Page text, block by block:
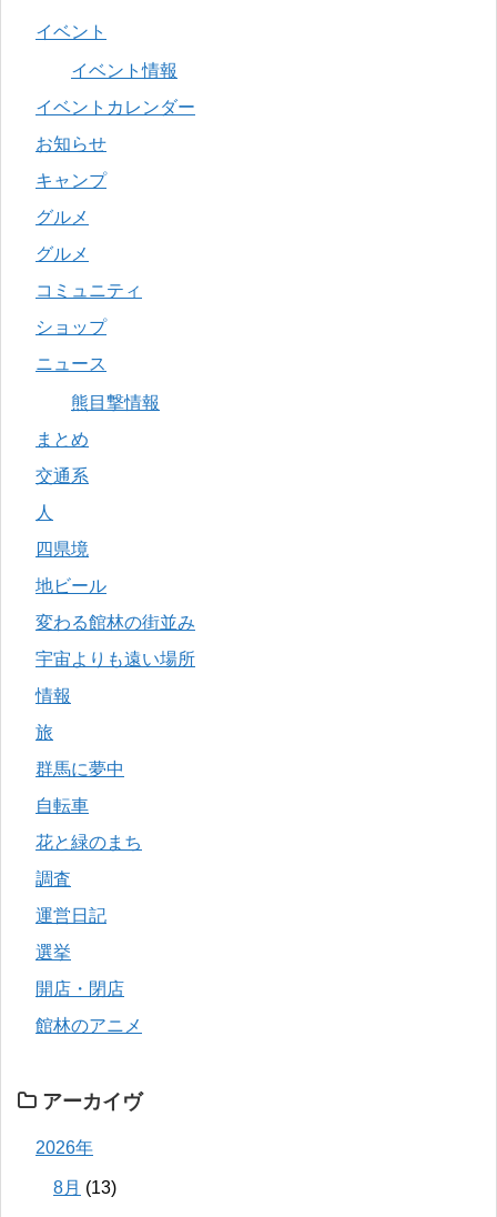
イベント
イベント情報
イベントカレンダー
お知らせ
キャンプ
グルメ
グルメ
コミュニティ
ショップ
ニュース
熊目撃情報
まとめ
交通系
人
四県境
地ビール
変わる館林の街並み
宇宙よりも遠い場所
情報
旅
群馬に夢中
自転車
花と緑のまち
調査
運営日記
選挙
開店・閉店
館林のアニメ
アーカイヴ
2026年
8月 (13)